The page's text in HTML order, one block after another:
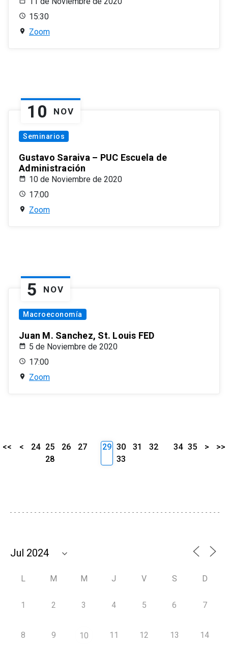
15:30
Zoom
10 NOV
Seminarios
Gustavo Saraiva – PUC Escuela de
Administración
10 de Noviembre de 2020
17:00
Zoom
5 NOV
Macroeconomía
Juan M. Sanchez, St. Louis FED
5 de Noviembre de 2020
17:00
Zoom
<< < 24 25 26
27
28
29 30 31
32
33
34 35 > >>
L M M J V S D
1 2 3 4 5 6 7
8 9 10 11 12 13 14